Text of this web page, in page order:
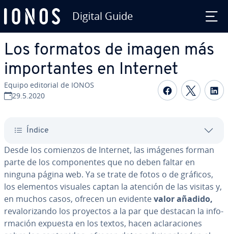
Digital Guide
Los formatos de imagen más
im­po­r­ta­n­tes en Internet
Equipo editorial de IONOS
29.5.2020
Compartir
Índice
Desde los comienzos de Internet, las imágenes forman
parte de los co­m­po­ne­n­tes que no deben faltar en
ninguna página web. Ya se trate de fotos o de gráficos,
los elementos visuales captan la atención de las visitas y,
en muchos casos, ofrecen un evidentevalor añadido,
re­va­lo­ri­za­n­do los proyectos a la par que destacan la in­fo­
r­ma­ción expuesta en los textos, hacen acla­ra­cio­nes